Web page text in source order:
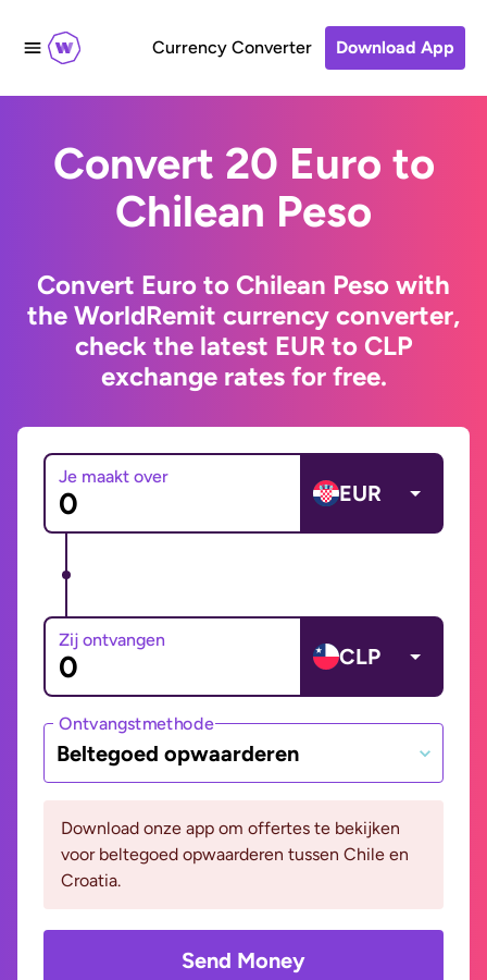
Currency Converter Download App
Convert 20 Euro to
Chilean Peso
Convert Euro to Chilean Peso with
the WorldRemit currency converter,
check the latest EUR to CLP
exchange rates for free.
Je maakt over
EUR
Zij ontvangen
CLP
Ontvangstmethode
Beltegoed opwaarderen
Download onze app om offertes te bekijken
voor beltegoed opwaarderen tussen Chile en
Croatia.
Send Money